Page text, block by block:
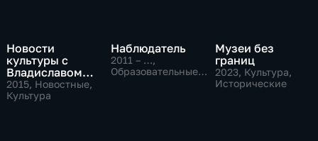
Новости
культуры с
Владиславом
Флярковским
2015, Новостные,
Культура
Наблюдатель
2011 – …,
Образовательные,
Музеи без
границ
2023, Культура,
Исторические